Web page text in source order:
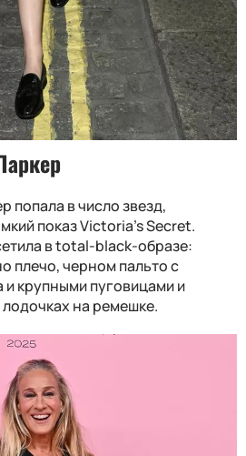
попала в число звезд,
показ Victoria's Secret.
в total-black-образе:
плечо, черном пальто с
крупными пуговицами и
на ремешке.